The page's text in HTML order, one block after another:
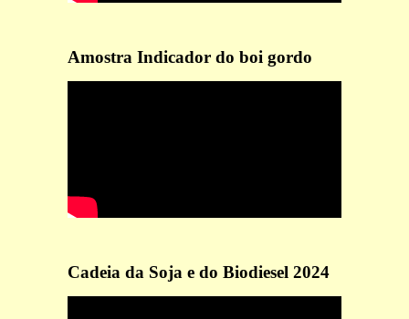
Amostra Indicador do boi gordo
Cadeia da Soja e do Biodiesel 2024